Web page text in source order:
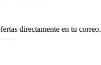
directamente en tu correo.